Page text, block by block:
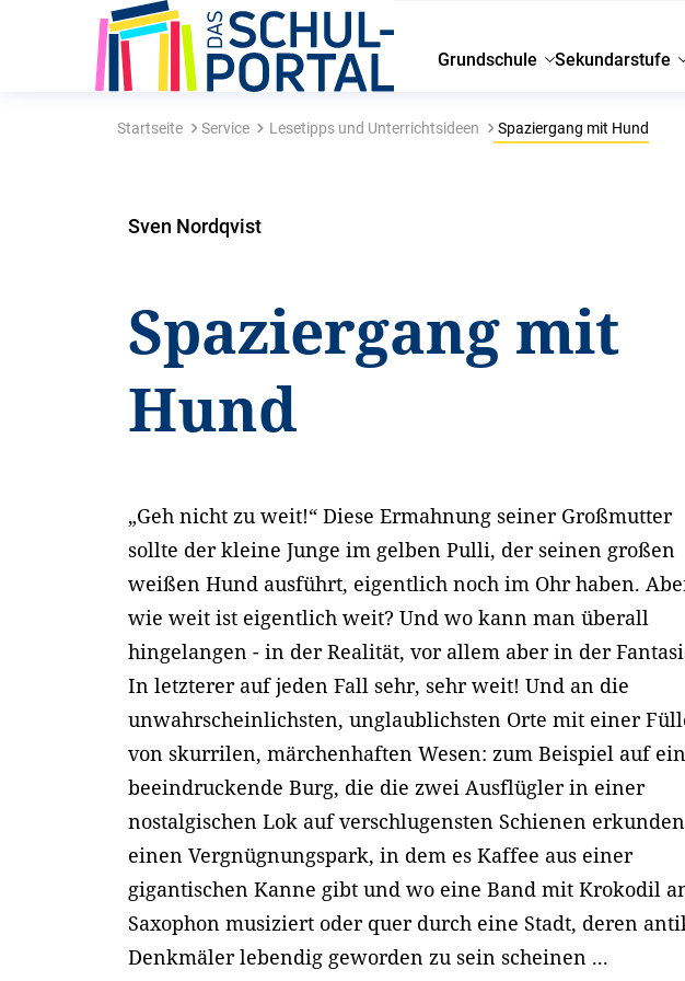
Grundschule Sekundarstufe
Startseite Service Lesetipps und Unterrichtsideen Spaziergang mit Hund
Sven Nordqvist
Spaziergang mit
Hund
„Geh nicht zu weit!“ Diese Ermahnung seiner Großmutter
sollte der kleine Junge im gelben Pulli, der seinen großen
weißen Hund ausführt, eigentlich noch im Ohr haben.
wie weit ist eigentlich weit? Und wo kann man überall
hingelangen - in der Realität, vor allem aber in der
In letzterer auf jeden Fall sehr, sehr weit! Und an die
unwahrscheinlichsten, unglaublichsten Orte mit einer
von skurrilen, märchenhaften Wesen: zum Beispiel auf
beeindruckende Burg, die die zwei Ausflügler in einer
nostalgischen Lok auf verschlugensten Schienen
einen Vergnügnungspark, in dem es Kaffee aus einer
gigantischen Kanne gibt und wo eine Band mit Krokodil
Saxophon musiziert oder quer durch eine Stadt, deren
Denkmäler lebendig geworden zu sein scheinen ...